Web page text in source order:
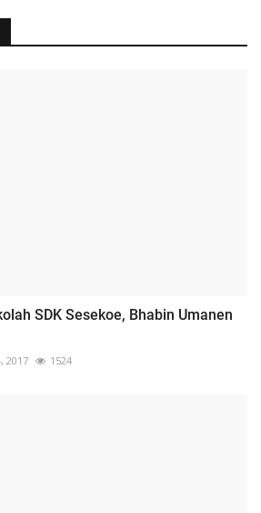
SDK Sesekoe, Bhabin Umanen
2017 1524